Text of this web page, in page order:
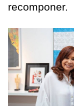
recomponer.